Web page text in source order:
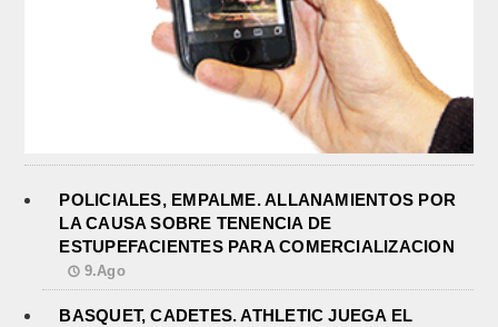
POLICIALES, EMPALME. ALLANAMIENTOS POR
LA CAUSA SOBRE TENENCIA DE
ESTUPEFACIENTES PARA COMERCIALIZACION
9.Ago
BASQUET, CADETES. ATHLETIC JUEGA EL